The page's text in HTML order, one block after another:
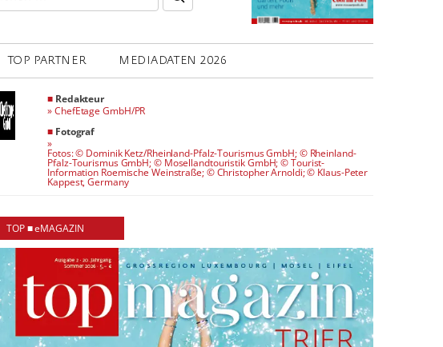
TOP PARTNER MEDIADATEN 2026
■ Redakteur
»ChefEtage GmbH/PR
■ Fotograf
»
Fotos: © Dominik Ketz/Rheinland-Pfalz-Tourismus GmbH; © Rheinland-
Pfalz-Tourismus GmbH; © Mosellandtouristik GmbH; © Tourist-
Information Roemische Weinstraße; © Christopher Arnoldi; © Klaus-Peter
Kappest, Germany
TOP ■ eMAGAZIN